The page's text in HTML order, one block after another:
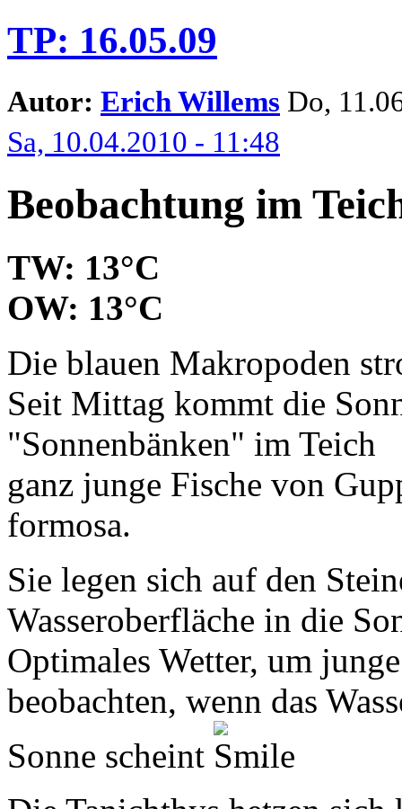
TP: 16.05.09
Autor: Erich Willems Do,
Sa, 10.04.2010 - 11:48
Beobachtung im
TW: 13°C
OW: 13°C
Die blauen Makropoden
Seit Mittag kommt die
"Sonnenbänken" im Teich
ganz junge Fische von
formosa.
Sie legen sich auf den
Wasseroberfläche in die
Optimales Wetter, um
beobachten, wenn das
Sonne scheint
.